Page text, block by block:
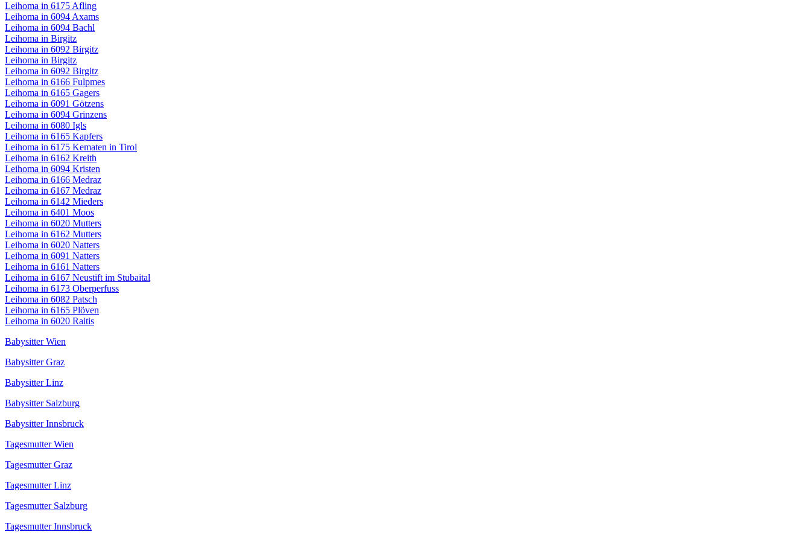
Leihoma in 6175 Afling
Leihoma in 6094 Axams
Leihoma in 6094 Bachl
Leihoma in Birgitz
Leihoma in 6092 Birgitz
Leihoma in Birgitz
Leihoma in 6092 Birgitz
Leihoma in 6166 Fulpmes
Leihoma in 6165 Gagers
Leihoma in 6091 Götzens
Leihoma in 6094 Grinzens
Leihoma in 6080 Igls
Leihoma in 6165 Kapfers
Leihoma in 6175 Kematen in Tirol
Leihoma in 6162 Kreith
Leihoma in 6094 Kristen
Leihoma in 6166 Medraz
Leihoma in 6167 Medraz
Leihoma in 6142 Mieders
Leihoma in 6401 Moos
Leihoma in 6020 Mutters
Leihoma in 6162 Mutters
Leihoma in 6020 Natters
Leihoma in 6091 Natters
Leihoma in 6161 Natters
Leihoma in 6167 Neustift im Stubaital
Leihoma in 6173 Oberperfuss
Leihoma in 6082 Patsch
Leihoma in 6165 Plöven
Leihoma in 6020 Raitis
Babysitter Wien
Babysitter Graz
Babysitter Linz
Babysitter Salzburg
Babysitter Innsbruck
Tagesmutter Wien
Tagesmutter Graz
Tagesmutter Linz
Tagesmutter Salzburg
Tagesmutter Innsbruck